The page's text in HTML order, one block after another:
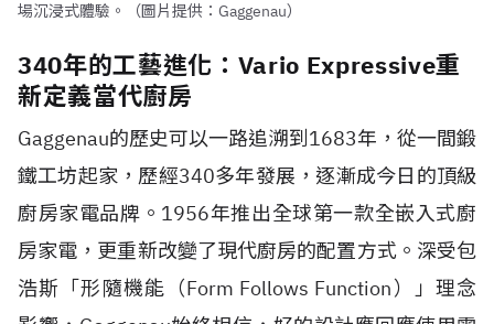
場沉浸式體驗。（圖片提供：Gaggenau）
340年的工藝進化：Vario Expressive重
新定義當代廚房
Gaggenau的歷史可以一路追溯到1683年，從一間鍛
鐵工坊起家，歷經340多年發展，逐漸成今日的頂級
廚房家電品牌。1956年推出全球第一款全嵌入式廚
房家電，更重新改變了現代廚房的配置方式。深受包
浩斯「形隨機能（Form Follows Function）」理念